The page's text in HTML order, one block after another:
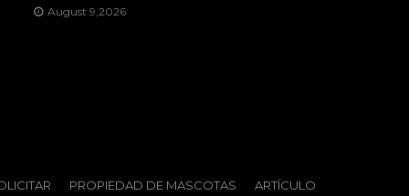
August 9,2026
PROPIEDAD DE MASCOTAS ARTÍCULO